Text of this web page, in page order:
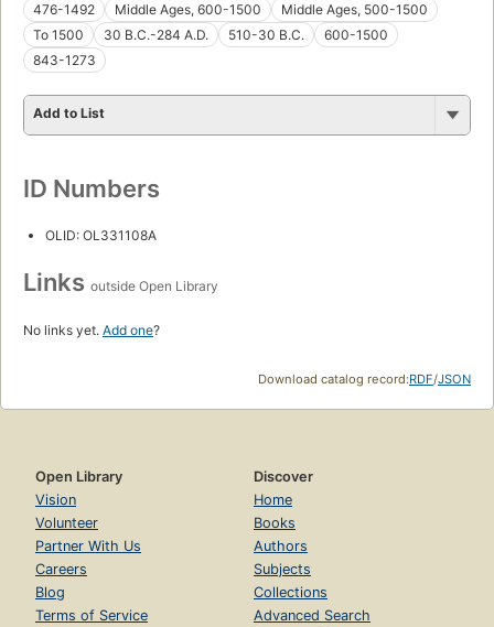
476-1492
Middle Ages, 600-1500
Middle Ages, 500-1500
To 1500
30 B.C.-284 A.D. 510-30 B.C.
600-1500
843-1273
Add to List
ID Numbers
OLID: OL331108A
Links outside Open Library
No links yet. Add one?
Download catalog record:RDF/JSON
Open Library
Vision
Volunteer
Partner With Us
Careers
Blog
Terms of Service
Discover
Home
Books
Authors
Subjects
Collections
Advanced Search